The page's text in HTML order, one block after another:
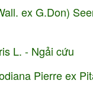
ex G.Don)
L. - Ngải cứu
Pierre ex